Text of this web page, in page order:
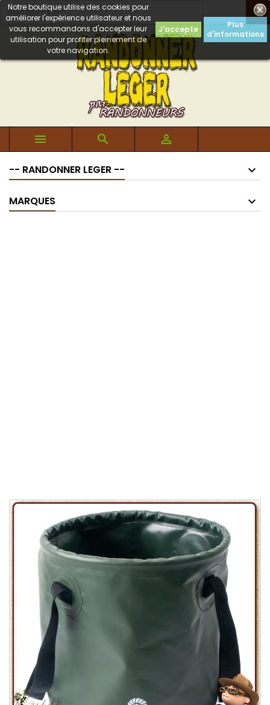

Notre boutique utilise des cookies pour
améliorer l'expérience utilisateur et nous
vous recommandons d'accepter leur
utilisation pour profiter pleinement de
votre navigation.
J'accepte
Plus
d'informations
  
-- RANDONNER LEGER --
MARQUES